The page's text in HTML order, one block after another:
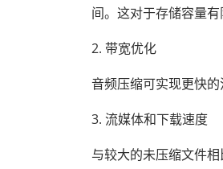
间。这对于存储容量
2. 带宽优化
音频压缩可实现更快
3. 流媒体和下载速度
与较大的未压缩文件